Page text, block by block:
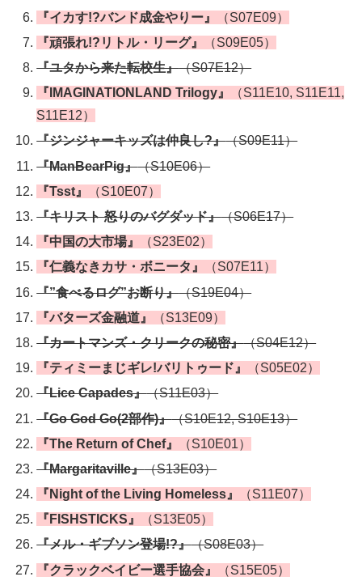
『イカす!?バンド成金やりー』
（S07E09）
『頑張れ!?リトル・リーグ』
（S09E05）
『ユタから来た転校生』（S07E12）
『IMAGINATIONLAND Trilogy』
（S11E10, S11E11,
S11E12）
『ジンジャーキッズは仲良し?』（S09E11）
『ManBearPig』（S10E06）
『Tsst』
（S10E07）
『キリスト 怒りのバグダッド』（S06E17）
『中国の大市場』
（S23E02）
『仁義なきカサ・ボニータ』
（S07E11）
『”食べるログ”お断り』（S19E04）
『バターズ金融道』
（S13E09）
『カートマンズ・クリークの秘密』（S04E12）
『ティミーまじギレ!バリトゥード』
（S05E02）
『Lice Capades』（S11E03）
『Go God Go(2部作)』（S10E12, S10E13）
『The Return of Chef』
（S10E01）
『Margaritaville』（S13E03）
『Night of the Living Homeless』
（S11E07）
『FISHSTICKS』
（S13E05）
『メル・ギブソン登場!?』（S08E03）
『クラックベイビー選手協会』
（S15E05）